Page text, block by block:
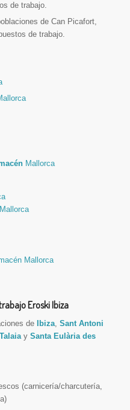
de trabajo.
de Can Picafort,
de trabajo.
Mallorca
Mallorca
Eroski Ibiza
de Ibiza, Sant Antoni
y Santa Eulària des
(carnicería/charcutería,